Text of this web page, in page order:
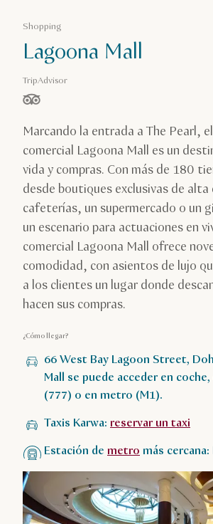
Shopping
Lagoona Mall
TripAdvisor
estrella(s) de 5 en función de
Marcando la entrada a The Pearl,
comercial Lagoona Mall es un
vida y compras. Con más de 180
desde boutiques exclusivas de
cafeterías, un supermercado o un
un escenario para actuaciones en
comercial Lagoona Mall ofrece
comodidad, con asientos de lujo
a los clientes un lugar donde
hacen sus compras.
¿Cómo llegar?
66 West Bay Lagoon Street,
Mall se puede acceder en
(777) o en metro (M1).
Taxis Karwa: reservar un taxi
Estación de metromás